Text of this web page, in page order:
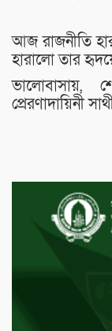
আজ রাজনীতি
হারালো তার
ভালোবাসায়,
প্রেরণাদায়িনী